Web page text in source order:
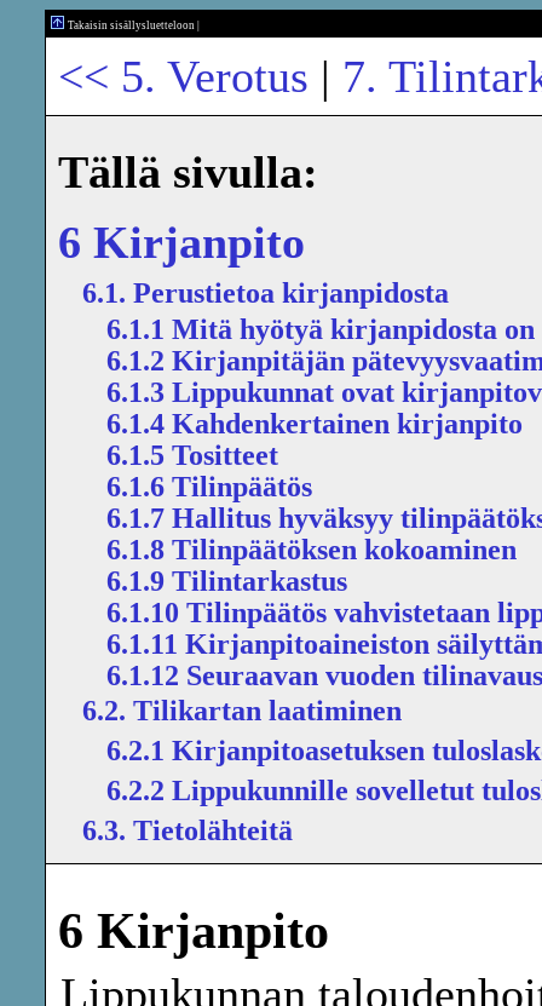
Takaisin sisällysluetteloon
<< 5. Verotus | 7.
Tällä sivulla:
6 Kirjanpito
6.1. Perustietoa kirjanpidosta
6.1.1 Mitä hyötyä kirjanpidosta
6.1.2 Kirjanpitäjän
6.1.3 Lippukunnat ovat
6.1.4 Kahdenkertainen kirjanpito
6.1.5 Tositteet
6.1.6 Tilinpäätös
6.1.7 Hallitus hyväksyy
6.1.8 Tilinpäätöksen kokoaminen
6.1.9 Tilintarkastus
6.1.10 Tilinpäätös vahvistetaan
6.1.11 Kirjanpitoaineiston
6.1.12 Seuraavan vuoden tilinavaus
6.2. Tilikartan laatiminen
6.2.1 Kirjanpitoasetuksen
6.2.2 Lippukunnille sovelletut
6.3. Tietolähteitä
6 Kirjanpito
Lippukunnan